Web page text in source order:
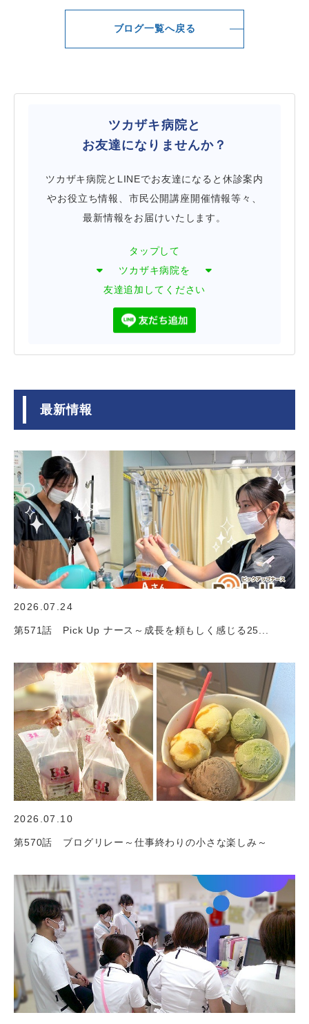
ブログ一覧へ戻る
ツカザキ病院と
お友達になりませんか？
ツカザキ病院とLINEでお友達になると休診案内
やお役立ち情報、市民公開講座開催情報等々、
最新情報をお届けいたします。
タップして
ツカザキ病院を
友達追加してください
最新情報
2026.07.24
第571話 Pick Up ナース～成長を頼もしく感じる25...
2026.07.10
第570話 ブログリレー～仕事終わりの小さな楽しみ～